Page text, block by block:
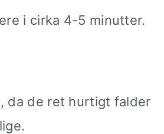
i cirka 4-5 minutter.
da de ret hurtigt falder